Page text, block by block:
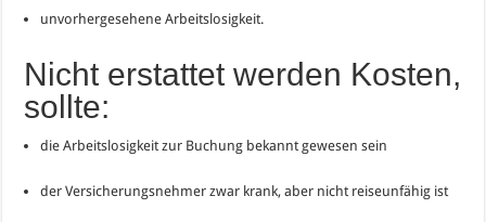
unvorhergesehene Arbeitslosigkeit.
Nicht erstattet werden Kosten,
sollte:
die Arbeitslosigkeit zur Buchung bekannt gewesen sein
der Versicherungsnehmer zwar krank, aber nicht reiseunfähig ist